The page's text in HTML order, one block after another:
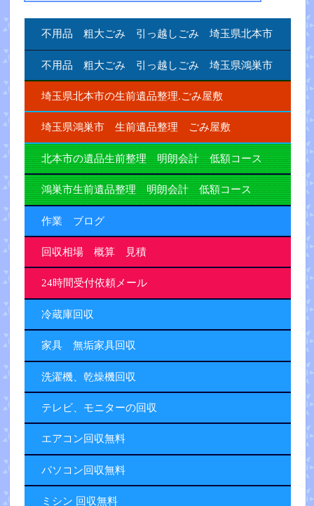
不用品 粗大ごみ 引っ越しごみ 埼玉県北本市
不用品 粗大ごみ 引っ越しごみ 埼玉県鴻巣市
埼玉県北本市の生前遺品整理.ごみ屋敷
埼玉県鴻巣市 生前遺品整理 ごみ屋敷
北本市の遺品生前整理 明朗会計 低額コース
鴻巣市生前遺品整理 明朗会計 低額コース
作業 ブログ
回収相場 概算 見積
24時間受付依頼メール
冷蔵庫回収
家具 無垢家具回収
洗濯機、乾燥機回収
テレビ、モニターの回収
エアコン回収無料
パソコン回収無料
ミシン 回収無料